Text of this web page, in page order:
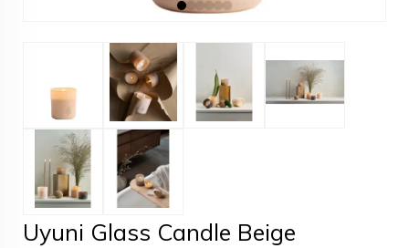
Uyuni Glass Candle Beige